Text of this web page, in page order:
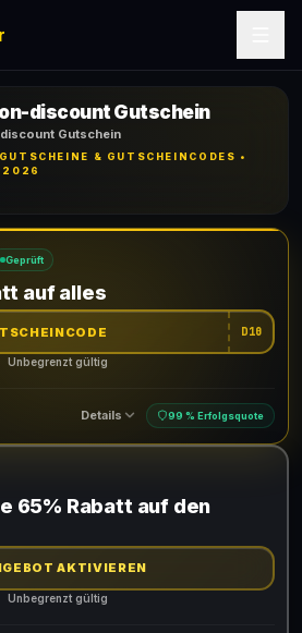
discount Gutschein
Gutschein
& GUTSCHEINCODES •
2026
Geprüft
auf alles
D10
Unbegrenzt gültig
Details 99 % Erfolgsquote
Produkte
ein, um den Rabatt zu erhalten
65% Rabatt auf den
AKTIVIEREN
Unbegrenzt gültig